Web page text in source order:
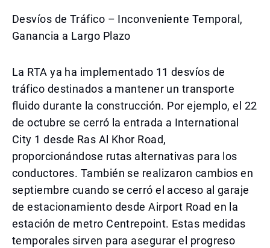
Desvíos de Tráfico – Inconveniente Temporal,
Ganancia a Largo Plazo
La RTA ya ha implementado 11 desvíos de
tráfico destinados a mantener un transporte
fluido durante la construcción. Por ejemplo, el 22
de octubre se cerró la entrada a International
City 1 desde Ras Al Khor Road,
proporcionándose rutas alternativas para los
conductores. También se realizaron cambios en
septiembre cuando se cerró el acceso al garaje
de estacionamiento desde Airport Road en la
estación de metro Centrepoint. Estas medidas
temporales sirven para asegurar el progreso